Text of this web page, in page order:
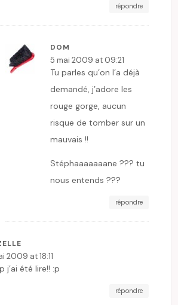
répondre
DOM
5 mai 2009 at 09:21
Tu parles qu’on l’a déjà
demandé, j’adore les
rouge gorge, aucun
risque de tomber sur un
mauvais !!
Stéphaaaaaaane ??? tu
nous entends ???
répondre
2009 at 18:11
j’ai été lire!! :p
répondre